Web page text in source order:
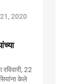
2020
22
केले